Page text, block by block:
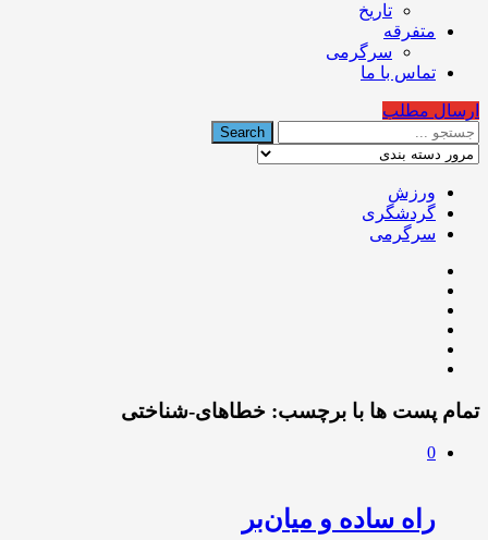
تاریخ
متفرقه
سرگرمی
تماس با ما
ارسال مطلب
ورزش
گردشگری
سرگرمی
تمام پست ها با برچسب: خطاهای-شناختی
0
راه ساده و میان‌بر